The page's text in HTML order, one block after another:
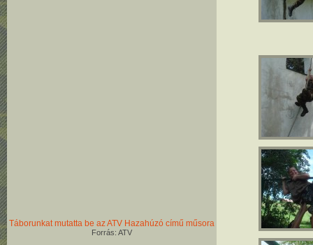
Táborunkat mutatta be az ATV Hazahúzó című műsora
Forrás: ATV